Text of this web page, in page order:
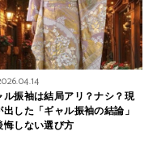
ル振袖は結局アリ？ナシ？現
出した「ギャル振袖の結論」
悔しない選び方